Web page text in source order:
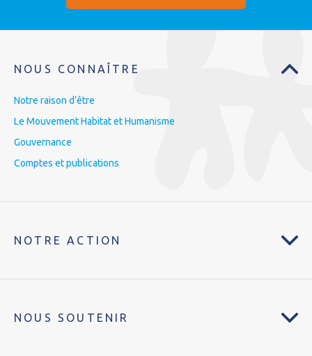
NOUS CONNAÎTRE
Notre raison d’être
Le Mouvement Habitat et Humanisme
Gouvernance
Comptes et publications
NOTRE ACTION
NOUS SOUTENIR